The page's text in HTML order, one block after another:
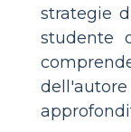
strategie
studente